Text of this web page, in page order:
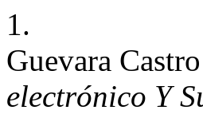
1.
Guevara
electrónico Y